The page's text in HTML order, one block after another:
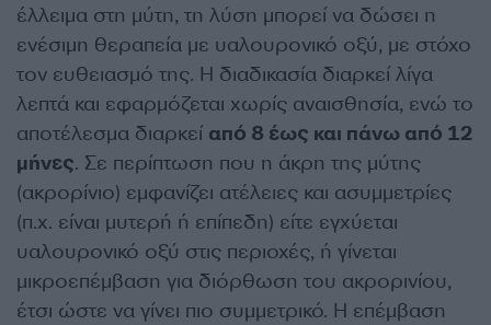
έλλειμα στη μύτη, τη λύση μπορεί να δώσει η
ενέσιμη θεραπεία με υαλουρονικό οξύ, με στόχο
τον ευθειασμό της. Η διαδικασία διαρκεί λίγα
λεπτά και εφαρμόζεται χωρίς αναισθησία, ενώ το
αποτέλεσμα διαρκεί από 8 έως και πάνω από 12
μήνες. Σε περίπτωση που η άκρη της μύτης
(ακρορίνιο) εμφανίζει ατέλειες και ασυμμετρίες
(π.χ. είναι μυτερή ή επίπεδη) είτε εγχύεται
υαλουρονικό οξύ στις περιοχές, ή γίνεται
μικροεπέμβαση για διόρθωση του ακρορινίου,
έτσι ώστε να γίνει πιο συμμετρικό. Η επέμβαση